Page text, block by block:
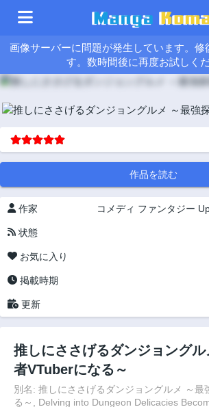
画像サーバーに問題が発生しています。修
す。数時間後に再度お試しくだ
作品を読む
作家 コメディ ファンタジー
状態
お気に入り
掲載時期
更新
推しにささげるダンジョング
者VTuberになる～
別名: 推しにささげるダンジョングルメ ～最
る～, Delving into Dungeon Delicacies